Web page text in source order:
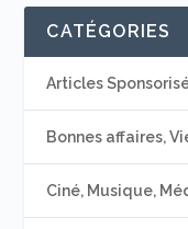
CATÉGORIES
Articles
Bonnes affaires,
Ciné, Musique,